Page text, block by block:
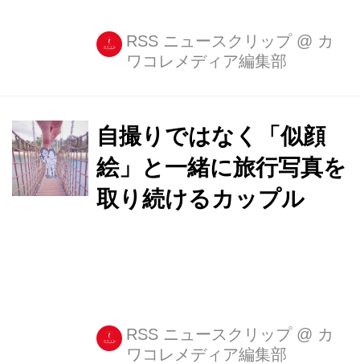
く自撮り向けのiPhoneケース。 ある程
度ツルッとした壁ならばどこでもくっ
でのレシピ閲覧など、いろ [...]
RSS ニュースクリップ @ カ
ワコレメディア編集部
自撮りではなく「似顔
絵」と一緒に旅行写真を
取り続けるカップル
RSS ニュースクリップ @ カ
ワコレメディア編集部